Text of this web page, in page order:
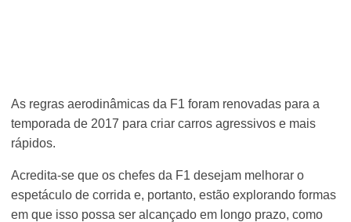
As regras aerodinâmicas da F1 foram renovadas para a
temporada de 2017 para criar carros agressivos e mais
rápidos.
Acredita-se que os chefes da F1 desejam melhorar o
espetáculo de corrida e, portanto, estão explorando formas
em que isso possa ser alcançado em longo prazo, como